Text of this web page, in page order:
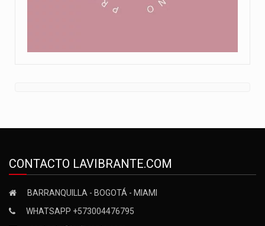
CONTACTO LAVIBRANTE.COM
BARRANQUILLA - BOGOTÁ - MIAMI
WHATSAPP +573004476795